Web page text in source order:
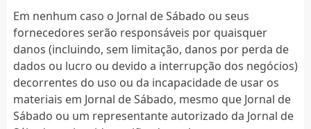
Em nenhum caso o Jornal de Sábado ou seus
fornecedores serão responsáveis ​​por quaisquer
danos (incluindo, sem limitação, danos por perda de
dados ou lucro ou devido a interrupção dos negócios)
decorrentes do uso ou da incapacidade de usar os
materiais em Jornal de Sábado, mesmo que Jornal de
Sábado ou um representante autorizado da Jornal de